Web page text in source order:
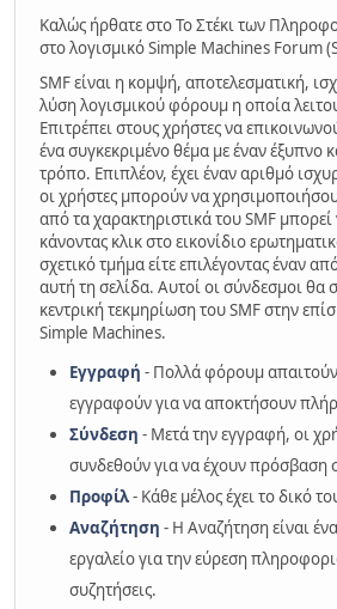
Καλώς ήρθατε στο Το Στέκι των
στο λογισμικό Simple Machines Forum
SMF είναι η κομψή, αποτελεσματική,
λύση λογισμικού φόρουμ η οποία
Επιτρέπει στους χρήστες να
ένα συγκεκριμένο θέμα με έναν έξυπνο
τρόπο. Επιπλέον, έχει έναν αριθμό
οι χρήστες μπορούν να
από τα χαρακτηριστικά του SMF μπορεί
κάνοντας κλικ στο εικονίδιο
σχετικό τμήμα είτε επιλέγοντας έναν
αυτή τη σελίδα. Αυτοί οι σύνδεσμοι θα
κεντρική τεκμηρίωση του SMF στην
Simple Machines.
Εγγραφή - Πολλά φόρουμ
εγγραφούν για να αποκτήσουν
Σύνδεση - Μετά την εγγραφή, οι
συνδεθούν για να έχουν πρόσβαση
Προφίλ- Κάθε μέλος έχει το δικό
Αναζήτηση - Η Αναζήτηση είναι
εργαλείο για την εύρεση
συζητήσεις.